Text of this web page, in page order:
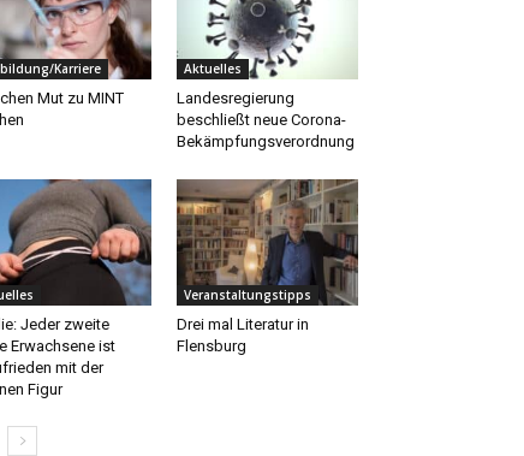
Karriere
Mut zu MINT
Aktuelles
Landesregierung
beschließt neue Corona-
Bekämpfungsverordnung
Jeder zweite
Erwachsene ist
mit der
Figur
Veranstaltungstipps
Drei mal Literatur in
Flensburg